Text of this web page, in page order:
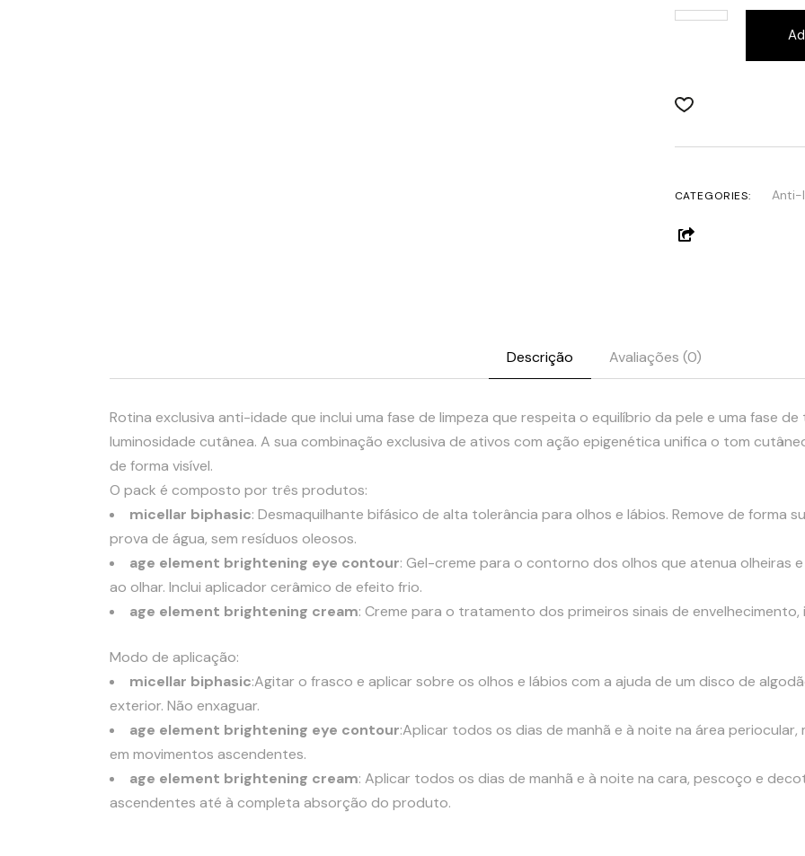
CATEGORIES: Anti-
Descrição Avaliações (0)
Rotina exclusiva anti-idade que inclui uma fase de limpeza que respeita o equilíbrio da pele e uma fase
luminosidade cutânea. A sua combinação exclusiva de ativos com ação epigenética unifica o tom
de forma visível.
O pack é composto por três produtos:
micellar biphasic: Desmaquilhante bifásico de alta tolerância para olhos e lábios. Remove de forma
prova de água, sem resíduos oleosos.
age element brightening eye contour: Gel-creme para o contorno dos olhos que atenua olheiras
ao olhar. Inclui aplicador cerâmico de efeito frio.
age element brightening cream: Creme para o tratamento dos primeiros sinais de
Modo de aplicação:
micellar biphasic:Agitar o frasco e aplicar sobre os olhos e lábios com a ajuda de um disco de
exterior. Não enxaguar.
age element brightening eye contour:Aplicar todos os dias de manhã e à noite na área
em movimentos ascendentes.
age element brightening cream: Aplicar todos os dias de manhã e à noite na cara, pescoço e
ascendentes até à completa absorção do produto.